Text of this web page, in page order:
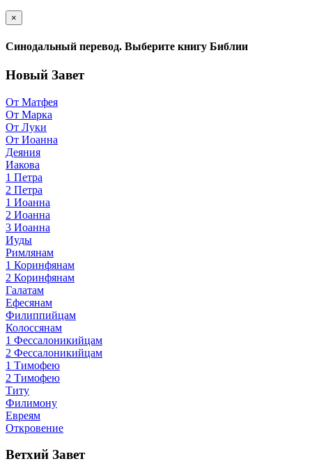
×
Синодальный перевод. Выберите книгу Библии
Новый Завет
От Матфея
От Марка
От Луки
От Иоанна
Деяния
Иакова
1 Петра
2 Петра
1 Иоанна
2 Иоанна
3 Иоанна
Иуды
Римлянам
1 Коринфянам
2 Коринфянам
Галатам
Ефесянам
Филиппийцам
Колоссянам
1 Фессалоникийцам
2 Фессалоникийцам
1 Тимофею
2 Тимофею
Титу
Филимону
Евреям
Откровение
Ветхий Завет